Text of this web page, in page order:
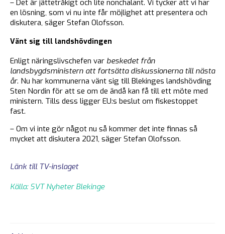
– Det är jättetråkigt och lite nonchalant. Vi tycker att vi har
en lösning, som vi nu inte får möjlighet att presentera och
diskutera, säger Stefan Olofsson.
Vänt sig till landshövdingen
Enligt näringslivschefen var beskedet från
landsbygdsministern att fortsätta diskussionerna till nästa
år. Nu har kommunerna vänt sig till Blekinges landshövding
Sten Nordin för att se om de ändå kan få till ett möte med
ministern. Tills dess ligger EU:s beslut om fiskestoppet
fast.
– Om vi inte gör något nu så kommer det inte finnas så
mycket att diskutera 2021, säger Stefan Olofsson.
Länk till TV-inslaget
Källa: SVT Nyheter Blekinge